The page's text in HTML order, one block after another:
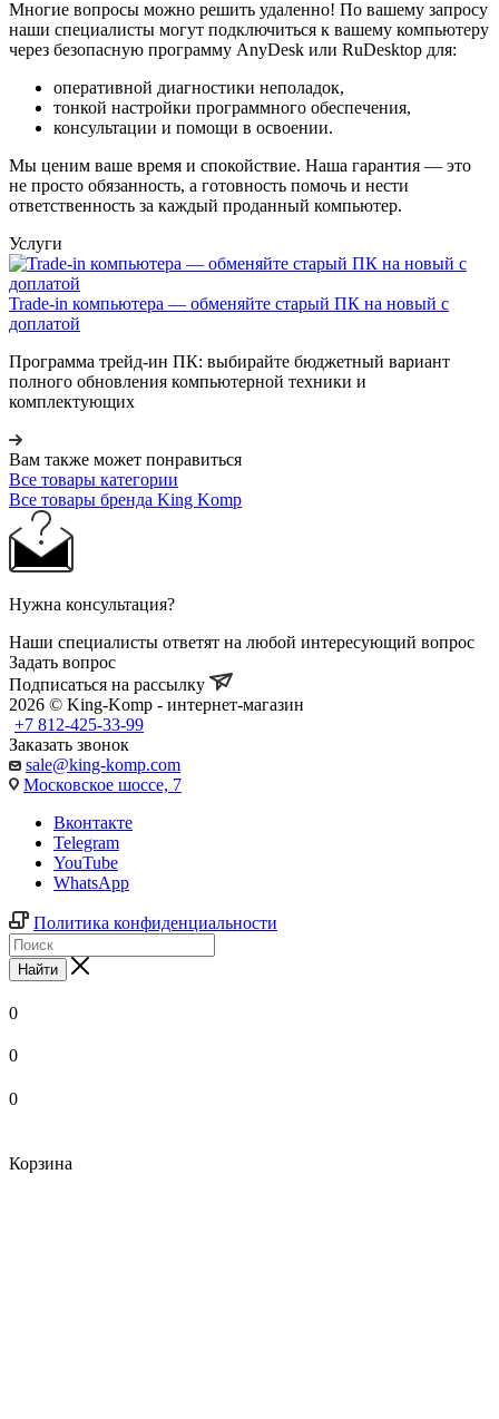
Многие вопросы можно решить удаленно! По вашему запросу
наши специалисты могут подключиться к вашему компьютеру
через безопасную программу AnyDesk или RuDesktop для:
оперативной диагностики неполадок,
тонкой настройки программного обеспечения,
консультации и помощи в освоении.
Мы ценим ваше время и спокойствие. Наша гарантия — это
не просто обязанность, а готовность помочь и нести
ответственность за каждый проданный компьютер.
Услуги
Trade-in компьютера — обменяйте старый ПК на новый с
доплатой
Программа трейд-ин ПК: выбирайте бюджетный вариант
полного обновления компьютерной техники и
комплектующих
Вам также может понравиться
Все товары категории
Все товары бренда King Komp
Нужна консультация?
Наши специалисты ответят на любой интересующий вопрос
Задать вопрос
Подписаться на рассылку
2026 © King-Komp - интернет-магазин
+7 812-425-33-99
Заказать звонок
sale@king-komp.com
Московское шоссе, 7
Вконтакте
Telegram
YouTube
WhatsApp
Политика конфиденциальности
Найти
0
0
0
Корзина